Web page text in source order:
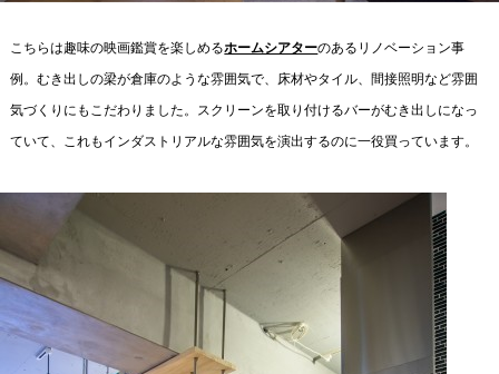
こちらは趣味の映画鑑賞を楽しめるホームシアターのあるリノベーション事
例。むき出しの梁が倉庫のような雰囲気で、床材やタイル、間接照明など雰囲
気づくりにもこだわりました。スクリーンを取り付けるバーがむき出しになっ
ていて、これもインダストリアルな雰囲気を演出するのに一役買っています。